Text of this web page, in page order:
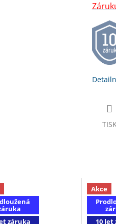
záruka
Akce
10 let